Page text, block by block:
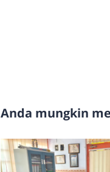
Anda mungkin